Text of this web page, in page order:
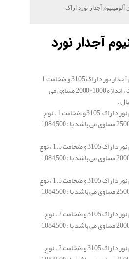
آلومینیوم آجدار نورد اراک
آجدار نورد
قیمت ورق آلومینیوم آجدار نورد اراک 3105 و ضخامت 1
سانتی متر ، نوع شیت ، اندازه 1000*2000 مساوی می
قیمت ورق آلومینیوم نورد اراک 3105 و ضخامت 1 ، نوع
شیت ، اندازه 1200*2500 مساوی می باشد با : 1,084,500
قیمت ورق آلومینیوم نورد اراک 3105 و ضخامت 1.5 ، نوع
شیت ، اندازه 1000*2000 مساوی می باشد با : 1,084,500
قیمت ورق آلومینیوم نورد اراک 3105 و ضخامت 1.5 ، نوع
شیت ، اندازه 1200*2500 مساوی می باشد با : 1,084,500
قیمت ورق آلومینیوم نورد اراک 3105 و ضخامت 2 ، نوع
شیت ، اندازه 1000*2000 مساوی می باشد با : 1,084,500
قیمت ورق آلومینیوم نورد اراک 3105 و ضخامت 2 ، نوع